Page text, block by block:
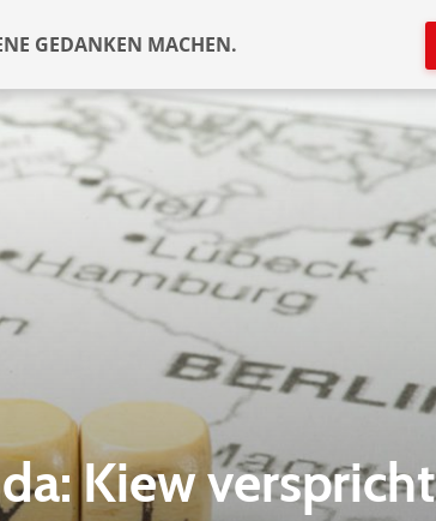
GEDANKEN MACHEN.
Kiew verspricht